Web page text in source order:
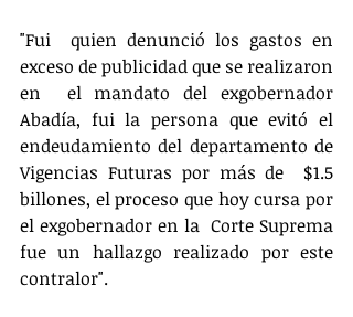
"Fui  quien denunció los gastos en
exceso de publicidad que se realizaron
en  el mandato del exgobernador
Abadía, fui la persona que evitó el
endeudamiento del departamento de
Vigencias Futuras por más de  $1.5
billones, el proceso que hoy cursa por
el exgobernador en la  Corte Suprema
fue un hallazgo realizado por este
contralor".